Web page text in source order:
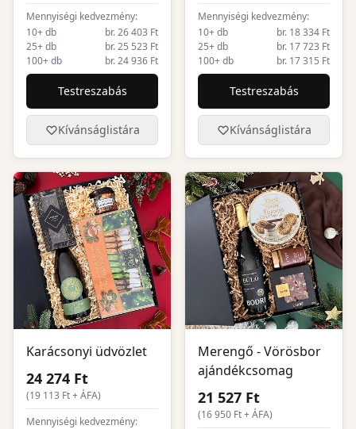
Mennyiségi kedvezmény:
10+ db
br. 26 403 Ft
25+ db
br. 25 523 Ft
100+ db
br. 24 936 Ft
Testreszabás
Kívánságlistára
Mennyiségi kedvezmény:
10+ db
br. 18 334 Ft
25+ db
br. 17 723 Ft
100+ db
br. 17 315 Ft
Testreszabás
Kívánságlistára
Karácsonyi üdvözlet
24 274 Ft
(19 113 Ft + ÁFA)
Mennyiségi kedvezmény:
Merengő - Vörösbor
ajándékcsomag
21 527 Ft
(16 950 Ft + ÁFA)